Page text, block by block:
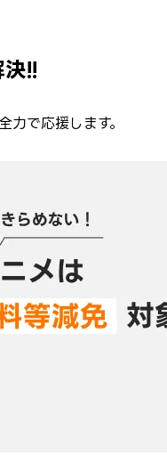
!!
で応援します。